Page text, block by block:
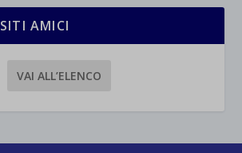
AMICI
VAI ALL’ELENCO